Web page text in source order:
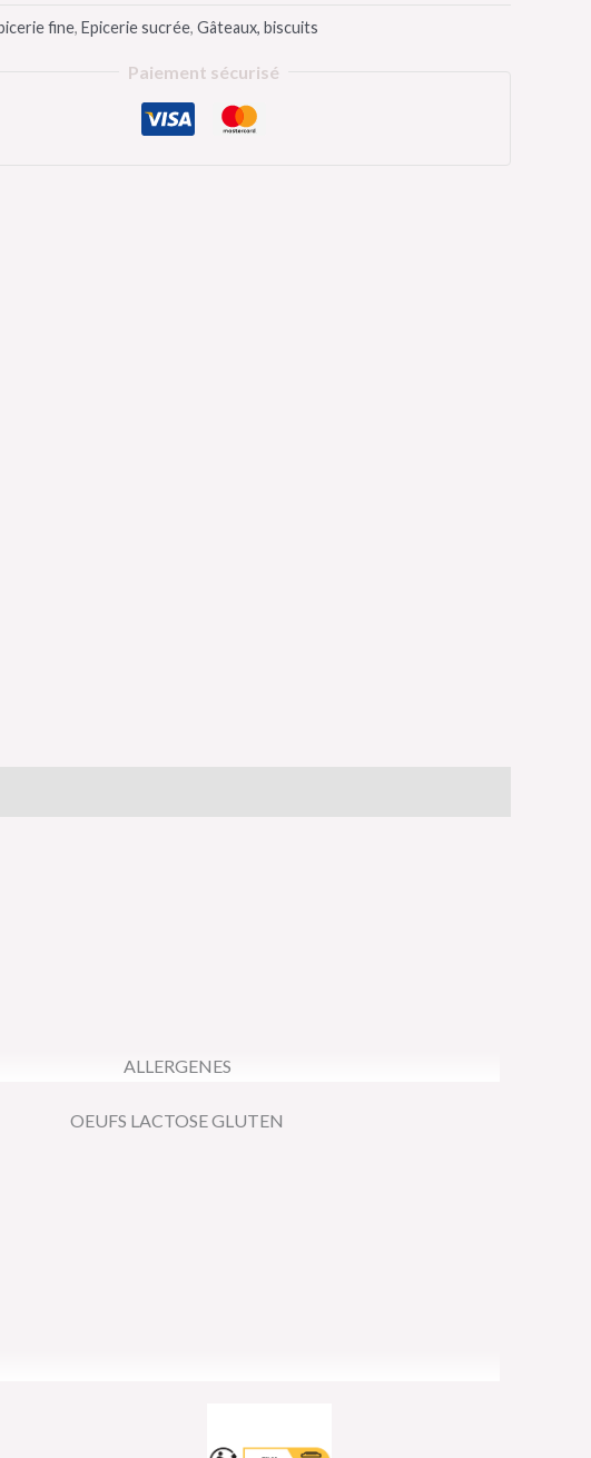
fine, Epicerie sucrée, Gâteaux, biscuits
Paiement sécurisé
ALLERGENES
OEUFS LACTOSE GLUTEN